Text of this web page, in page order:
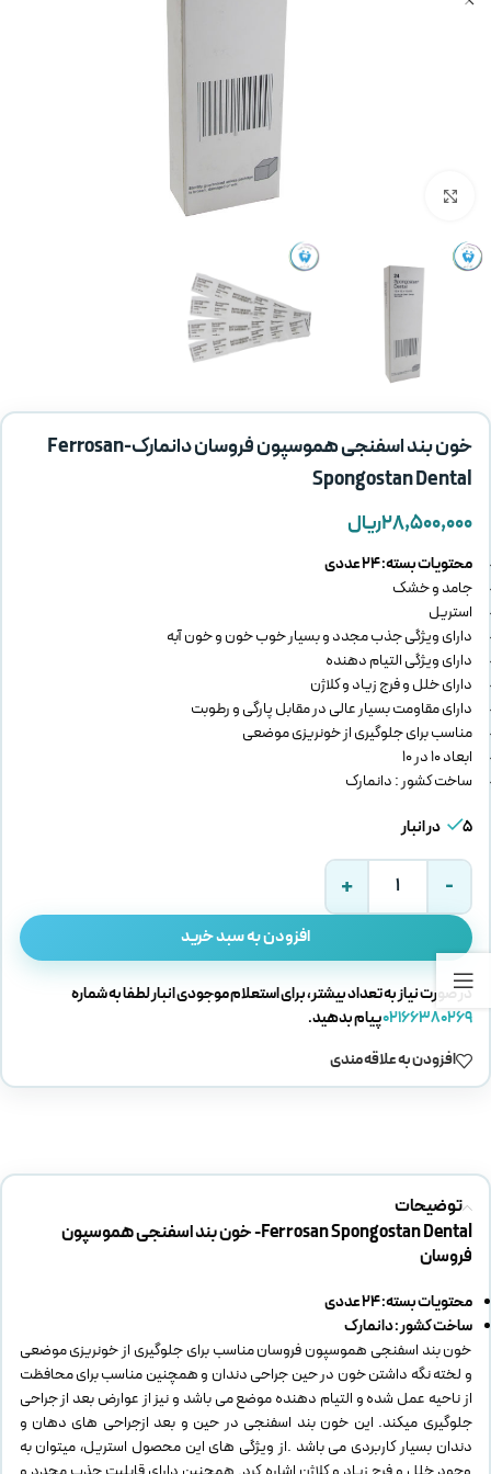
خون بند اسفنجی هموسپون فروسان دانمارک-Ferrosan
Spongostan Dental
۲۸,۵۰۰,۰۰۰ریال
محتویات بسته: 24 عددی
جامد و خشک
استریل
دارای ویژگی جذب مجدد و بسیار خوب خون و خون آبه
دارای ویژگی التیام دهنده
دارای خلل و فرج زیاد و کلاژن
دارای مقاومت بسیار عالی در مقابل پارگی و رطوبت
مناسب برای جلوگیری از خونریزی موضعی
ابعاد 10 در 10
ساخت کشور : دانمارک
5 در انبار
افزودن به سبد خرید
در صورت نیاز به تعداد بیشتر، برای استعلام موجودی انبار لطفا به شماره
02166380269پیام بدهید.
افزودن به علاقه مندی
توضیحات
Ferrosan Spongostan Dental- خون بند اسفنجی هموسپون
فروسان
محتویات بسته: 24 عددی
ساخت کشور : دانمارک
خون بند اسفنجی هموسپون فروسان مناسب برای جلوگیری از خونریزی موضعی
و لخته نگه داشتن خون در حین جراحی دندان و همچنین مناسب برای محافظت
از ناحیه عمل شده و التیام دهنده موضع می باشد و نیز از عوارض بعد از جراحی
جلوگیری میکند. این خون بند اسفنجی در حین و بعد ازجراحی های دهان و
دندان بسیار کاربردی می باشد .از ویژگی های این محصول استریل، میتوان به